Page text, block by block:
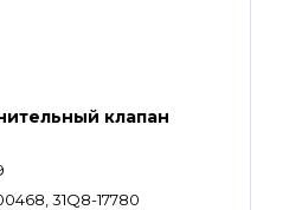
клапан
31Q8-17780